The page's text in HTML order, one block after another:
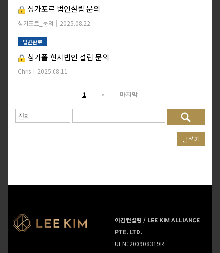
싱가포르 법인설립 문의
싱가포르_문의 | 2025.08.22
답변완료
싱가폴 현지법인 설립 문의
Chris | 2025.08.11
1 » 마지막
글쓰기
이김컨설팅 / LEE KIM ALLIANCE
PTE. LTD.
UEN: 200908319R